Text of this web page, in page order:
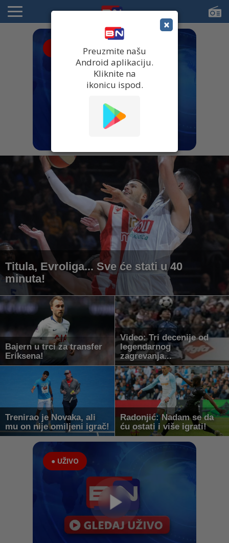
Titula, Evroliga... Sve će stati u 40
minuta!
Bajern u trci za transfer
Eriksena!
Video: Tri decenije od
legendarnog
zagrevanja...
Trenirao je Novaka, ali
mu on nije omiljeni igrač!
Radonjić: Nadam se da
ću ostati i više igrati!
● UŽIVO
×
Preuzmite našu
Android aplikaciju.
Kliknite na
ikonicu ispod.